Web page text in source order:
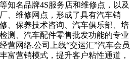
知名品牌4S服务店和维修点，以及
、维修网点，形成了具有汽车销
、保养技术咨询、汽车俱乐部、培
测、汽车配件零售批发功能的专业
营网络.公司上线“交运汇”汽车会员
富营销模式，提升客户粘性通道，